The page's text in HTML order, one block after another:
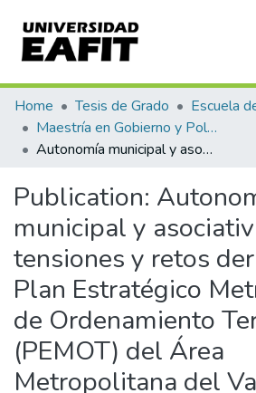
Communities & Collections
All of DSpace
Home Tesis de Grado
Maestría en Gobierno y Políticas Públicas (tesis)
Autonomía municipal y asociatividad : tensiones y retos derivados del Plan Estratégico Metropolitano de Ordenamiento Territorial (PEMOT) del Área Metropolitana del Valle de Aburrá (AMVA)
Publication:
municipal y
tensiones y retos
Plan Estratégico
de Ordenamiento
(PEMOT) del Área
Metropolitana del